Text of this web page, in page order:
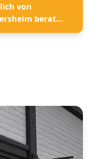
von
beraten